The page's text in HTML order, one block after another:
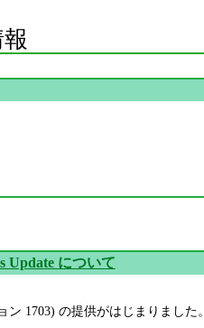
Update について
ン 1703) の提供がはじまりました。